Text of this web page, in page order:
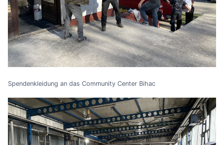
Spendenkleidung an das Community Center Bihac